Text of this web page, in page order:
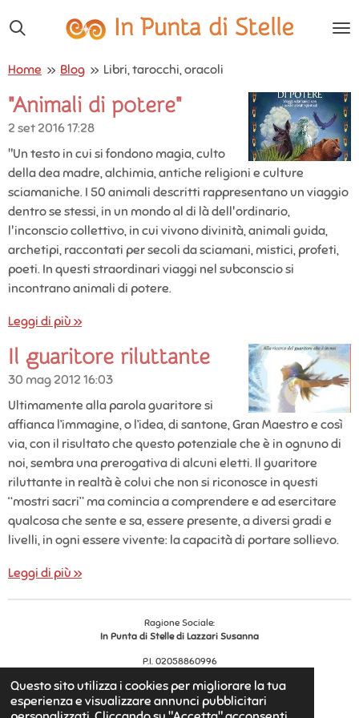
Questo sito utilizza i cookies per migliorare la tua
esperienza e visualizzare annunci pubblicitari
Vai
al
principale
In Punta di Stelle
Home » Blog » Libri, tarocchi, oracoli
"Animali di potere"
2 set 201617:28
"Un testo in cui si fondono magia, culto
della dea madre, alchimia, antiche religioni e culture
sciamaniche. I 50 animali descritti rappresentano un viaggio
dentro se stessi, in un mondo al di là dell'ordinario,
l'inconscio collettivo, in cui vivono divinità, animali guida,
archetipi, raccontati per secoli da sciamani, mistici, profeti,
poeti. In questi straordinari viaggi nel subconscio si
incontrano animali di potere.
Leggi di più »
Il guaritore riluttante
30 mag 201216:03
Ultimamente alla parola guaritore si
affianca l’immagine, o l’idea, di santone, Gran Maestro e così
via, con il risultato che questo potenziale che è in ognuno di
noi, sembra una prerogativa di alcuni eletti. Il guaritore
riluttante in realtà è colui che non si riconosce in questi
“mostri sacri” ma comincia a comprendere e ad esercitare
qualcosa che sente e sa, essere presente, a diversi gradi e
livelli, in ogni essere vivente: la capacità di portare sollievo.
Leggi di più »
Ragione Sociale:
In Punta di Stelle di Lazzari Susanna
P.I. 02058860996
© 2025 - 2026 In Punta di Stelle
Fornito da Webador